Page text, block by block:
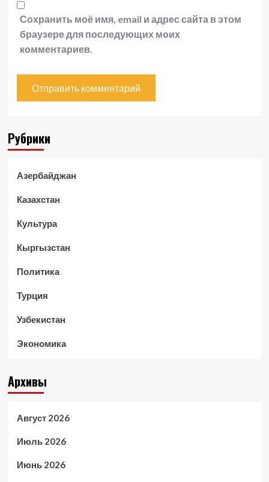
Сохранить моё имя, email и адрес сайта в этом
браузере для последующих моих
комментариев.
Рубрики
Азербайджан
Казахстан
Культура
Кыргызстан
Политика
Турция
Узбекистан
Экономика
Архивы
Август 2026
Июль 2026
Июнь 2026